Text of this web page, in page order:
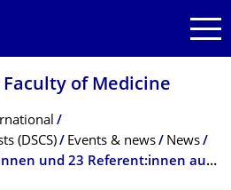
of Medicine
(DSCS)
Events & news
News
Mit über 70 Teilnehmer:innen und 23 Referent:innen aus 17 Kliniken/Abteilungen der Universitätsmedizin Dresden war der erste Residency Day der Dresden School of Clinical Science (DSCS) ein voller Erfolg!